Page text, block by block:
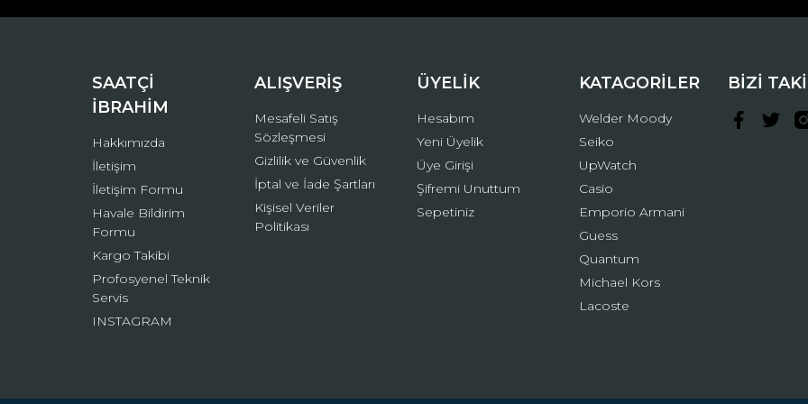
Bu ürüne benzer farklı alternatifler olmalı.
Gönder
SAATÇİ
İBRAHİM
Hakkımızda
İletişim
İletişim Formu
Havale Bildirim
Formu
Kargo Takibi
Profosyenel Teknik
Servis
INSTAGRAM
ALIŞVERİŞ
Mesafeli Satış
Sözleşmesi
Gizlilik ve Güvenlik
İptal ve İade Şartları
Kişisel Veriler
Politikası
ÜYELİK
Hesabım
Yeni Üyelik
Üye Girişi
Şifremi Unuttum
Sepetiniz
KATAGORİLER
Welder Moody
Seiko
UpWatch
Casio
Emporio Armani
Guess
Quantum
Michael Kors
Lacoste
BİZİ